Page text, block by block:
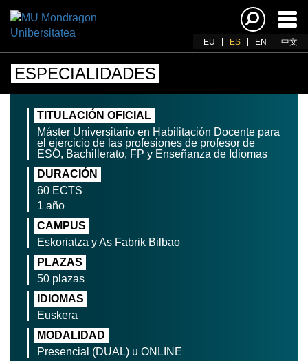
EU ES EN 中文
ESPECIALIDADES
TITULACIÓN OFICIAL
Máster Universitario en Habilitación Docente para
el ejercicio de las profesiones de profesor de
ESO, Bachillerato, FP y Enseñanza de Idiomas
DURACIÓN
60 ECTS
1 año
CAMPUS
Eskoriatza y As Fabrik Bilbao
PLAZAS
50 plazas
IDIOMAS
Euskera
MODALIDAD
Presencial (DUAL) u ONLINE